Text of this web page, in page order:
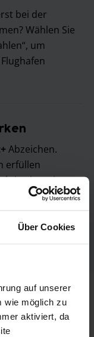
Über Cookies
auf unserer
wie möglich zu
aktiviert, da
bei der
Wählen Sie
um
Abzeichen.
erfüllen
wie
geschlossene
für